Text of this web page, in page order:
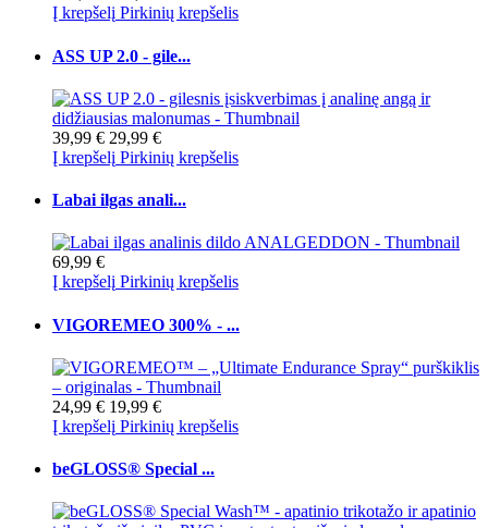
Į krepšelį Pirkinių krepšelis
ASS UP 2.0 - gile...
39,99 € 29,99 €
Į krepšelį Pirkinių krepšelis
Labai ilgas anali...
69,99 €
Į krepšelį Pirkinių krepšelis
VIGOREMEO 300% - ...
24,99 € 19,99 €
Į krepšelį Pirkinių krepšelis
beGLOSS® Special ...